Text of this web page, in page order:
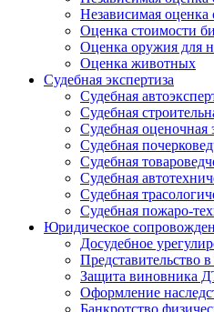
Независимая
Оценка стоимости
Оценка оружия для
Оценка животных
Судебная экспертиза
Судебная
Судебная
Судебная оценочная
Судебная
Судебная
Судебная
Судебная
Судебная пожаро-
Юридическое
Досудебное
Представительство в
Защита виновника
Оформление